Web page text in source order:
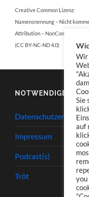
Creative Common Lizenz:
Namensnennung – Nicht
Attribution – NonCommercial –
(CC BY-NC-ND 4.0)
NOTWENDIGES
Datenschutzerklärung
Impressum
Podcast(s)
Tröt
Wir
Sie
auf
you